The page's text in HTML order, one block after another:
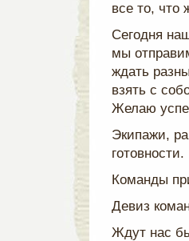
все то, что
Сегодня
мы
ждать
взять с
Желаю
Экипажи,
готовности.
Команды
Девиз
Ждут нас